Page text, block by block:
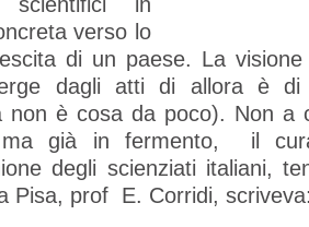
verso lo
di un paese. La visione
dagli atti di allora è
non è cosa da poco). Non a
ma già in fermento, il
degli scienziati italiani,
Pisa, prof E. Corridi,